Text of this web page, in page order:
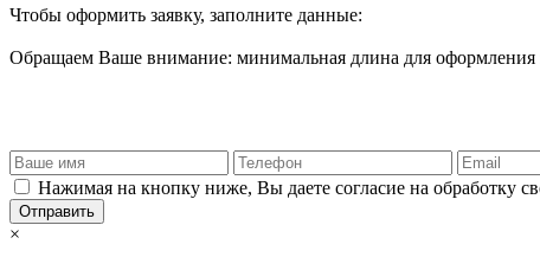
Чтобы оформить заявку, заполните данные:
Обращаем Ваше внимание: минимальная длина для оформления
Нажимая на кнопку ниже, Вы даете согласие на обработку
Отправить
×